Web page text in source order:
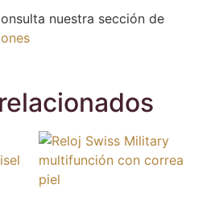
nuestra sección de